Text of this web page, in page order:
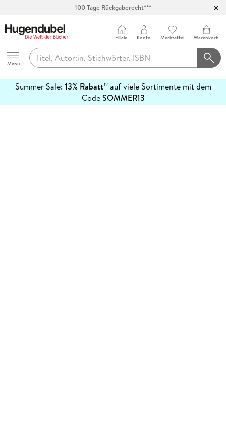
100 Tage Rückgaberecht***
Hugendubel
Menu
Filiale Konto Merkzettel Warenkorb
Summer Sale: 13% Rabatt12auf viele Sortimente mit dem
CodeSOMMER13
erfahren